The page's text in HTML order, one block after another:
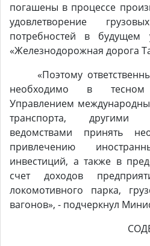
погашены в процессе
удовлетворение
потребностей в будущем
«Железнодорожная дорога
«Поэтому
необходимо в тесном
Управлением
транспорта, другими
ведомствами принять
привлечению
инвестиций, а также в
счет доходов
локомотивного парка,
вагонов», - подчеркнул